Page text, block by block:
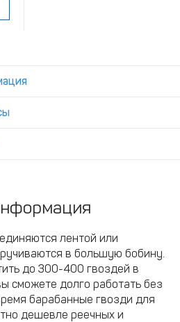
лентой или
в большую бобину.
до 300-400 гвоздей в
сможете долго работать без
барабанные гвозди для
дешевле реечных и